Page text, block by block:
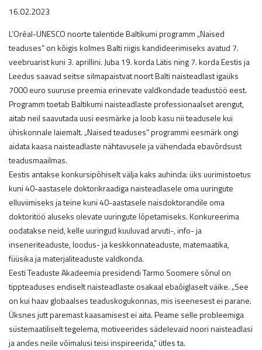
16.02.2023
L’Oréal-UNESCO noorte talentide Baltikumi programm „Naised
teaduses“ on kõigis kolmes Balti riigis kandideerimiseks avatud 7.
veebruarist kuni 3. aprillini. Juba 19. korda Lätis ning 7. korda Eestis ja
Leedus saavad seitse silmapaistvat noort Balti naisteadlast igaüks
7000 euro suuruse preemia erinevate valdkondade teadustöö eest.
Programm toetab Baltikumi naisteadlaste professionaalset arengut,
aitab neil saavutada uusi eesmärke ja loob kasu nii teadusele kui
ühiskonnale laiemalt. „Naised teaduses“ programmi eesmärk ongi
aidata kaasa naisteadlaste nähtavusele ja vähendada ebavõrdsust
teadusmaailmas.
Eestis antakse konkursipõhiselt välja kaks auhinda: üks uurimistoetus
kuni 40-aastasele doktorikraadiga naisteadlasele oma uuringute
elluviimiseks ja teine kuni 40-aastasele naisdoktorandile oma
doktoritöö aluseks olevate uuringute lõpetamiseks. Konkureerima
oodatakse neid, kelle uuringud kuuluvad arvuti-, info- ja
inseneriteaduste, loodus- ja keskkonnateaduste, matemaatika,
füüsika ja materjaliteaduste valdkonda.
Eesti Teaduste Akadeemia presidendi Tarmo Soomere sõnul on
tippteaduses endiselt naisteadlaste osakaal ebaõiglaselt väike. „See
on kui haav globaalses teaduskogukonnas, mis iseenesest ei parane.
Üksnes jutt paremast kaasamisest ei aita. Peame selle probleemiga
süstemaatiliselt tegelema, motiveerides sädelevaid noori naisteadlasi
ja andes neile võimalusi teisi inspireerida,“ ütles ta.